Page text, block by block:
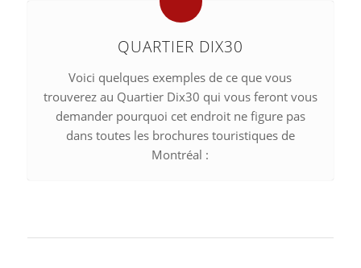
QUARTIER DIX30
Voici quelques exemples de ce que vous
trouverez au Quartier Dix30 qui vous feront vous
demander pourquoi cet endroit ne figure pas
dans toutes les brochures touristiques de
Montréal :